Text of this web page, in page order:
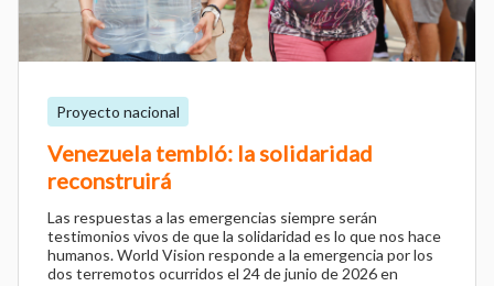
Proyecto nacional
Venezuela tembló: la solidaridad
reconstruirá
Las respuestas a las emergencias siempre serán
testimonios vivos de que la solidaridad es lo que nos hace
humanos. World Vision responde a la emergencia por los
dos terremotos ocurridos el 24 de junio de 2026 en